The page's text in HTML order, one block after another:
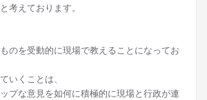
考えております。
のを受動的に現場で教えることになってお
いくことは、
プな意見を如何に積極的に現場と行政が連